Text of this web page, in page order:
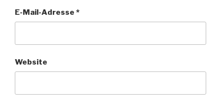
E-Mail-Adresse *
Website